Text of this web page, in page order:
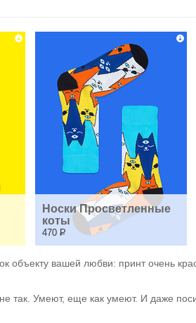
Носки Просветленные
коты
470 Р
объекту вашей любви: принт очень
так. Умеют, еще как умеют. И даже